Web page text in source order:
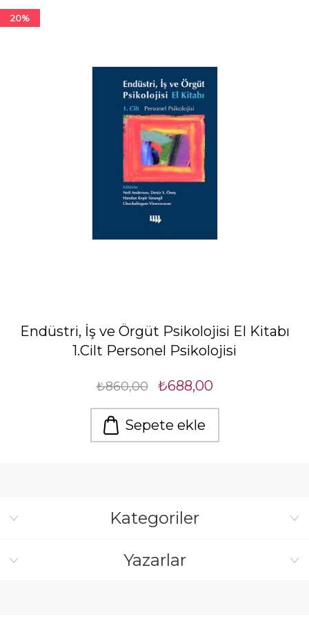
20%
Endüstri, İş ve Örgüt Psikolojisi El Kitabı
1.Cilt Personel Psikolojisi
₺860,00 ₺688,00
Sepete ekle
Kategoriler
Yazarlar